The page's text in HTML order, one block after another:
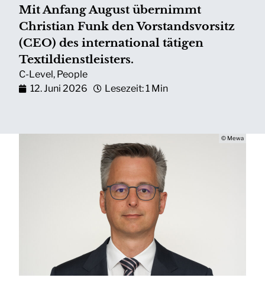
Mit Anfang August übernimmt
Christian Funk den Vorstandsvorsitz
(CEO) des international tätigen
Textildienstleisters.
C-Level, People
12. Juni 2026
Lesezeit: 1 Min
© Mewa